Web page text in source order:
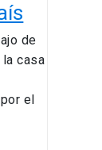
de
casa
el